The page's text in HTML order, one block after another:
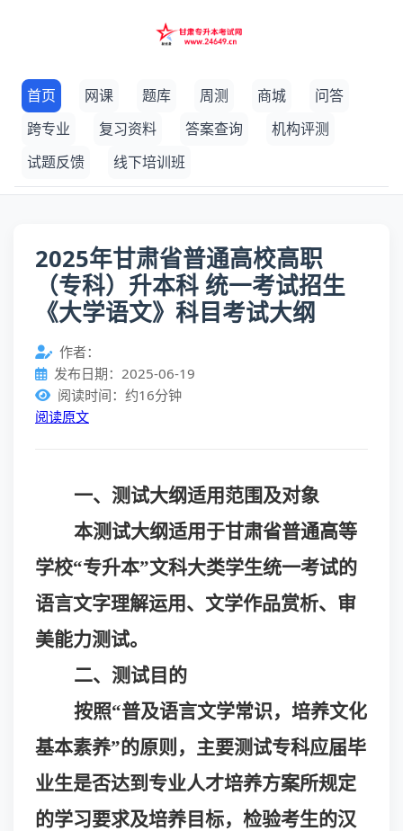
首页 网课 题库 周测 商城
问答
跨专业
复习资料 答案查询
机构评测
试题反馈
线下培训班
2025年甘肃省普通高校高职
（专科）升本科 统一考试招生
《大学语文》科目考试大纲
作者：
发布日期：2025-06-19
阅读时间：约16分钟
阅读原文
一、测试大纲适用范围及对象
本测试大纲适用于甘肃省普通高等
学校“专升本”文科大类学生统一考试的
语言文字理解运用、文学作品赏析、审
美能力测试。
二、测试目的
按照“普及语言文学常识，培养文化
基本素养”的原则，主要测试专科应届毕
业生是否达到专业人才培养方案所规定
的学习要求及培养目标，检验考生的汉